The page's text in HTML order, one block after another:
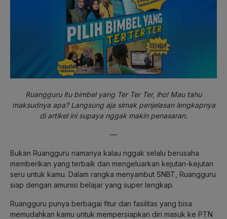
Ruangguru itu bimbel yang Ter Ter Ter, lho! Mau tahu
maksudnya apa? Langsung aja simak penjelasan lengkapnya
di artikel ini supaya nggak makin penasaran.
—
Bukan Ruangguru namanya kalau nggak selalu berusaha
memberikan yang terbaik dan mengeluarkan kejutan-kejutan
seru untuk kamu. Dalam rangka menyambut SNBT, Ruangguru
siap dengan amunisi belajar yang super lengkap.
Ruangguru punya berbagai fitur dan fasilitas yang bisa
memudahkan kamu untuk mempersiapkan diri masuk ke PTN